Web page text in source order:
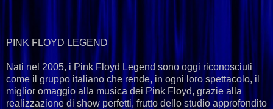
PINK FLOYD LEGEND
Nati nel 2005, i Pink Floyd Legend sono oggi riconosciuti
come il gruppo italiano che rende, in ogni loro spettacolo, il
miglior omaggio alla musica dei Pink Floyd, grazie alla
realizzazione di show perfetti, frutto dello studio approfondito